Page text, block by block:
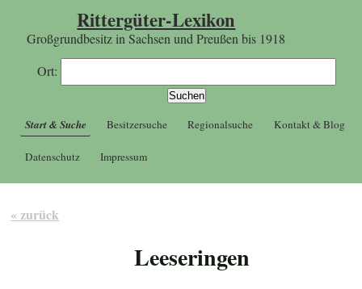
Rittergüter-Lexikon
Großgrundbesitz in Sachsen und Preußen bis 1918
Ort:
Start & Suche Besitzersuche Regionalsuche Kontakt & Blog
Datenschutz Impressum
« zurück
Leeseringen